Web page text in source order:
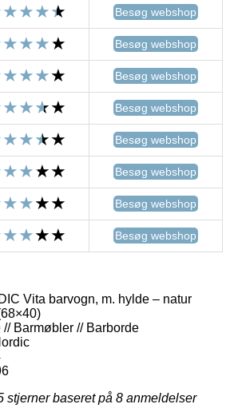
Besøg webshop
Besøg webshop
Besøg webshop
Besøg webshop
Besøg webshop
Besøg webshop
Besøg webshop
Besøg webshop
Vita barvogn, m. hylde – natur
// Barmøbler // Barborde
stjerner baseret på 8 anmeldelser